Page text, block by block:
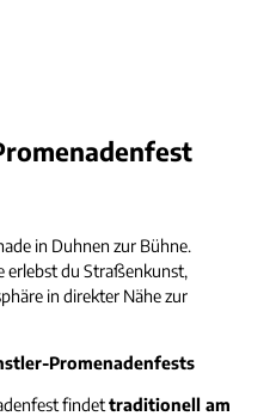
in Duhnen zur Bühne.
erlebst du Straßenkunst,
in direkter Nähe zur
Promenadenfests
findettraditionell am